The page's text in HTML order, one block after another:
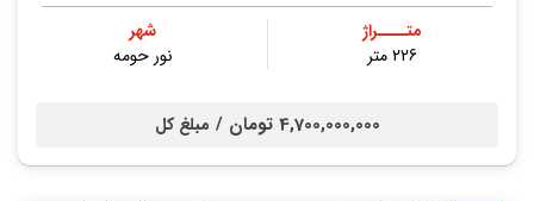
متــــراژ
226 متر
شهر
نور حومه
4,700,000,000 تومان / مبلغ کل